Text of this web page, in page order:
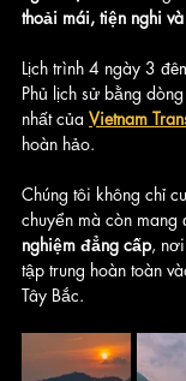
thoải mái, tiện nghi
Lịch trình 4 ngày 3
Phủ lịch sử bằng
nhất của Vietnam
hoàn hảo.
Chúng tôi không chỉ
chuyển mà còn mang
nghiệm đẳng cấp,
tập trung hoàn toàn
Tây Bắc.